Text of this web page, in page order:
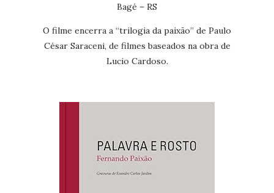
Bagé – RS
O filme encerra a “trilogia da paixão” de Paulo
César Saraceni, de filmes baseados na obra de
Lucio Cardoso.